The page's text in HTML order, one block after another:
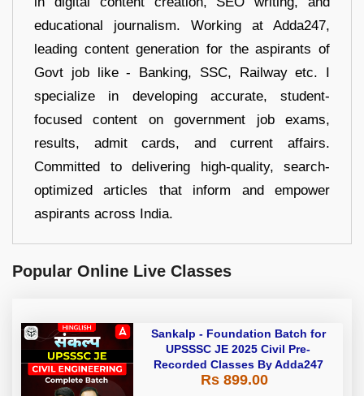
educational journalism. Working at Adda247,
leading content generation for the aspirants of
Govt job like - Banking, SSC, Railway etc. I
specialize in developing accurate, student-
focused content on government job exams,
results, admit cards, and current affairs.
Committed to delivering high-quality, search-
optimized articles that inform and empower
aspirants across India.
Popular Online Live Classes
Sankalp - Foundation Batch for
UPSSSC JE 2025 Civil Pre-
Recorded Classes By Adda247
Rs 899.00